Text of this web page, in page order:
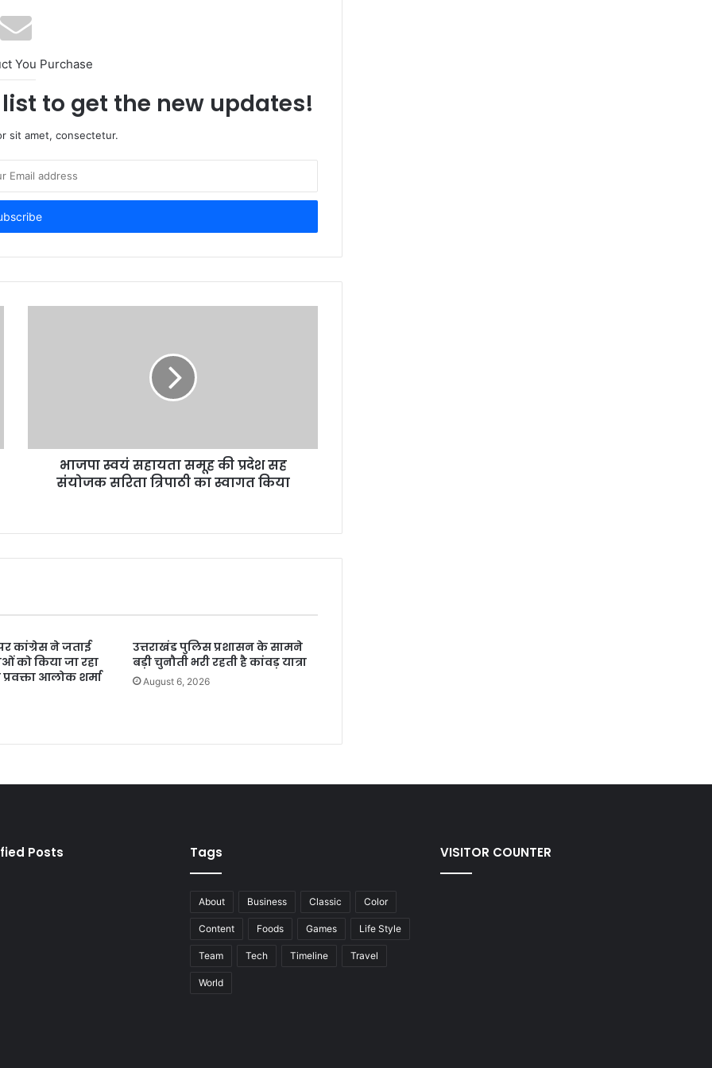
You Purchase
to get the new updates!
sit amet, consectetur.
भाजपा स्वयं सहायता समूह की प्रदेश सह
संयोजक सरिता त्रिपाठी का स्वागत किया
कांग्रेस ने जताई
को किया जा रहा
प्रवक्ता आलोक शर्मा
उत्तराखंड पुलिस प्रशासन के सामने
बड़ी चुनौती भरी रहती है कांवड़ यात्रा
August 6, 2026
Posts Tags
About Business Classic Color
Content Foods Games Life Style
Team Tech Timeline Travel
World
VISITOR COUNTER